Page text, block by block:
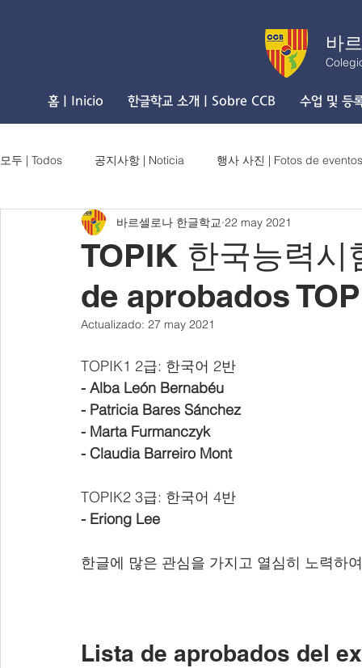
바
홈 | Inicio 한글학교 소개 | Sobre CCB 수업 및 등
모두 | Todos 공지사항 | Noticia 행사 사진 | Fotos de eventos
TOPIK 한국능력
de aprobados
바르셀로나 한글학교 22 may 2021
Actualizado: 27 may 2021
TOPIK1 2급: 한국어 2반
- Alba León Bernabéu
- Patricia Bares Sánchez
- Marta Furmanczyk
- Claudia Barreiro Mont
TOPIK2 3급: 한국어 4반
- Eriong Lee
한글에 많은 관심을 가지고 열심히 노력하
Lista de aprobados del